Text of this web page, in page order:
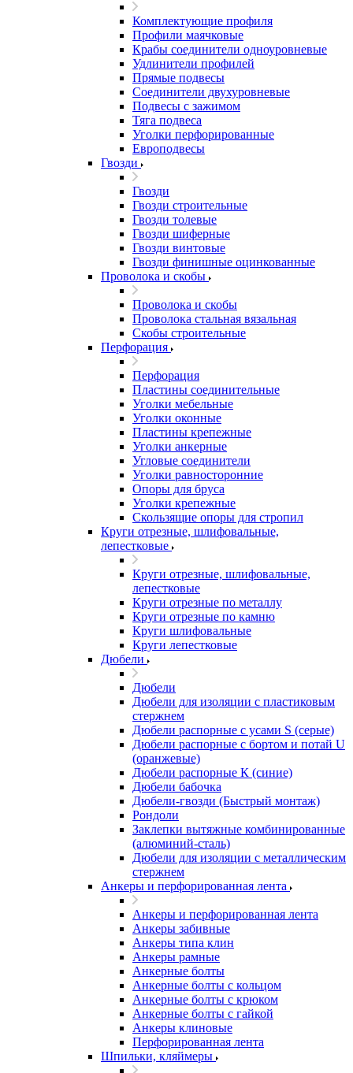
Комплектующие профиля
Профили маячковые
Крабы соединители одноуровневые
Удлинители профилей
Прямые подвесы
Соединители двухуровневые
Подвесы с зажимом
Тяга подвеса
Уголки перфорированные
Европодвесы
Гвозди
Гвозди
Гвозди строительные
Гвозди толевые
Гвозди шиферные
Гвозди винтовые
Гвозди финишные оцинкованные
Проволока и скобы
Проволока и скобы
Проволока стальная вязальная
Скобы строительные
Перфорация
Перфорация
Пластины соединительные
Уголки мебельные
Уголки оконные
Пластины крепежные
Уголки анкерные
Угловые соединители
Уголки равносторонние
Опоры для бруса
Уголки крепежные
Скользящие опоры для стропил
Круги отрезные, шлифовальные,
лепестковые
Круги отрезные, шлифовальные,
лепестковые
Круги отрезные по металлу
Круги отрезные по камню
Круги шлифовальные
Круги лепестковые
Дюбели
Дюбели
Дюбели для изоляции с пластиковым
стержнем
Дюбели распорные с усами S (серые)
Дюбели распорные c бортом и потай U
(оранжевые)
Дюбели распорные К (синие)
Дюбели бабочка
Дюбели-гвозди (Быстрый монтаж)
Рондоли
Заклепки вытяжные комбинированные
(алюминий-сталь)
Дюбели для изоляции с металлическим
стержнем
Анкеры и перфорированная лента
Анкеры и перфорированная лента
Анкеры забивные
Анкеры типа клин
Анкеры рамные
Анкерные болты
Анкерные болты с кольцом
Анкерные болты с крюком
Анкерные болты с гайкой
Анкеры клиновые
Перфорированная лента
Шпильки, кляймеры